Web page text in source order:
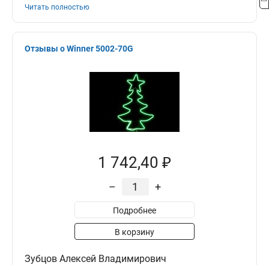
Читать полностью
Отзывы о Winner 5002-70G
1 742,40 ₽
– +
Подробнее
В корзину
Зубцов Алексей Владимирович